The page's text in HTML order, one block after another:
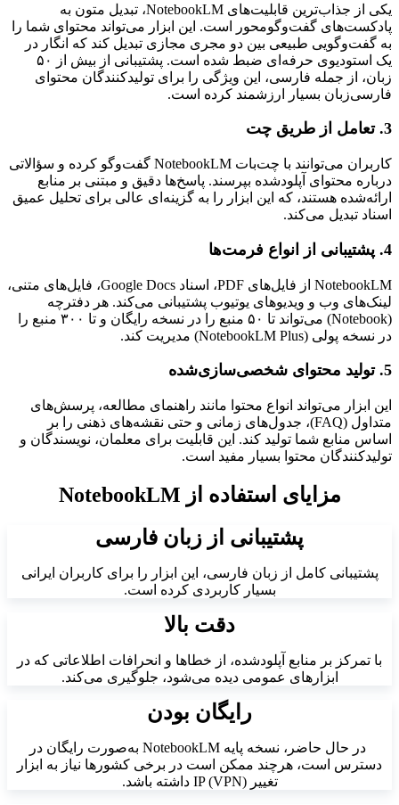
یکی از جذاب‌ترین قابلیت‌های NotebookLM، تبدیل متون به
پادکست‌های گفت‌وگومحور است. این ابزار می‌تواند محتوای شما را
به گفت‌وگویی طبیعی بین دو مجری مجازی تبدیل کند که انگار در
یک استودیوی حرفه‌ای ضبط شده است. پشتیبانی از بیش از ۵۰
زبان، از جمله فارسی، این ویژگی را برای تولیدکنندگان محتوای
فارسی‌زبان بسیار ارزشمند کرده است.
3. تعامل از طریق چت
کاربران می‌توانند با چت‌بات NotebookLM گفت‌وگو کرده و سؤالاتی
درباره محتوای آپلودشده بپرسند. پاسخ‌ها دقیق و مبتنی بر منابع
ارائه‌شده هستند، که این ابزار را به گزینه‌ای عالی برای تحلیل عمیق
اسناد تبدیل می‌کند.
4. پشتیبانی از انواع فرمت‌ها
NotebookLM از فایل‌های PDF، اسناد Google Docs، فایل‌های متنی،
لینک‌های وب و ویدیوهای یوتیوب پشتیبانی می‌کند. هر دفترچه
(Notebook) می‌تواند تا ۵۰ منبع را در نسخه رایگان و تا ۳۰۰ منبع را
در نسخه پولی (NotebookLM Plus) مدیریت کند.
5. تولید محتوای شخصی‌سازی‌شده
این ابزار می‌تواند انواع محتوا مانند راهنمای مطالعه، پرسش‌های
متداول (FAQ)، جدول‌های زمانی و حتی نقشه‌های ذهنی را بر
اساس منابع شما تولید کند. این قابلیت برای معلمان، نویسندگان و
تولیدکنندگان محتوا بسیار مفید است.
مزایای استفاده از NotebookLM
پشتیبانی از زبان فارسی
پشتیبانی کامل از زبان فارسی، این ابزار را برای کاربران ایرانی
بسیار کاربردی کرده است.
دقت بالا
با تمرکز بر منابع آپلودشده، از خطاها و انحرافات اطلاعاتی که در
ابزارهای عمومی دیده می‌شود، جلوگیری می‌کند.
رایگان بودن
در حال حاضر، نسخه پایه NotebookLM به‌صورت رایگان در
دسترس است، هرچند ممکن است در برخی کشورها نیاز به ابزار
تغییر IP (VPN) داشته باشد.